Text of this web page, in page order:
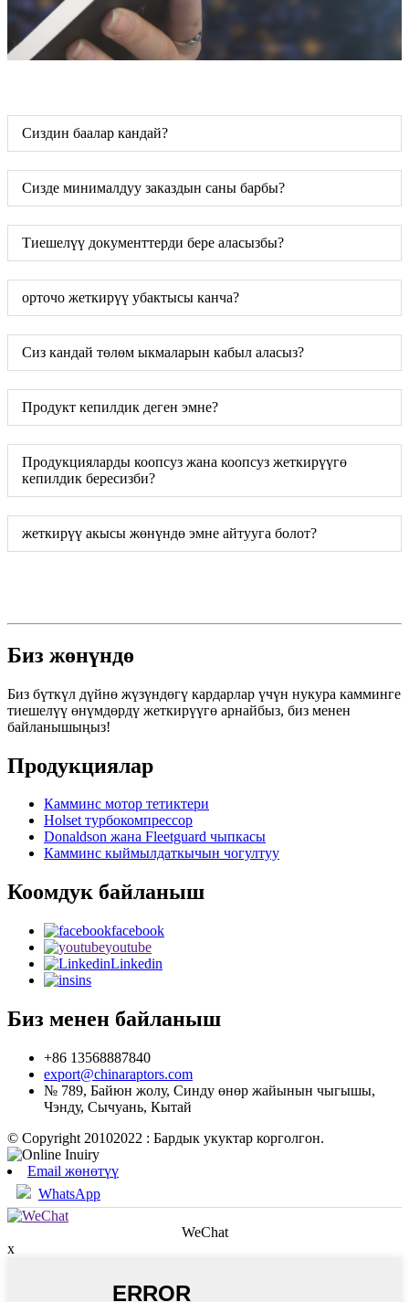
Сиздин баалар кандай?
Сизде минималдуу заказдын саны барбы?
Тиешелүү документтерди бере аласызбы?
орточо жеткирүү убактысы канча?
Сиз кандай төлөм ыкмаларын кабыл аласыз?
Продукт кепилдик деген эмне?
Продукцияларды коопсуз жана коопсуз жеткирүүгө
кепилдик бересизби?
жеткирүү акысы жөнүндө эмне айтууга болот?
Биз жөнүндө
Биз бүткүл дүйнө жүзүндөгү кардарлар үчүн нукура камминге
тиешелүү өнүмдөрдү жеткирүүгө арнайбыз, биз менен
байланышыңыз!
Продукциялар
Камминс мотор тетиктери
Holset турбокомпрессор
Donaldson жана Fleetguard чыпкасы
Камминс кыймылдаткычын чогултуу
Коомдук байланыш
facebook
youtube
Linkedin
ins
Биз менен байланыш
+86 13568887840
export@chinaraptors.com
№ 789, Байюн жолу, Синду өнөр жайынын чыгышы,
Чэнду, Сычуань, Кытай
© Copyright 20102022 : Бардык укуктар корголгон.
Email жөнөтүү
WhatsApp
WeChat
x